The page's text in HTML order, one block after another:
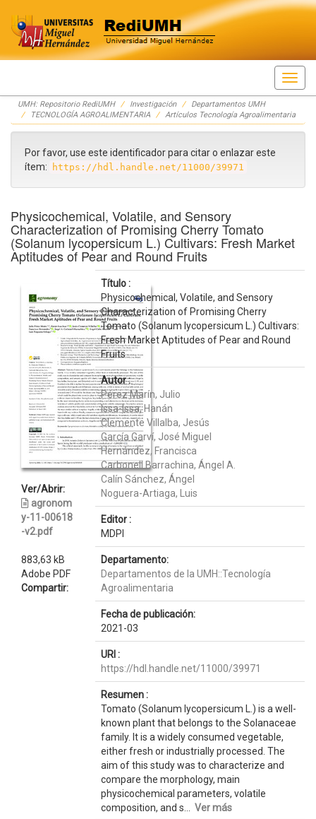
Skip
navigation
UMH: Repositorio RediUMH Investigación
Departamentos UMH
TECNOLOGÍA AGROALIMENTARIA
Artículos Tecnología Agroalimentaria
Por favor, use este identificador para citar o enlazar este
ítem:
https://hdl.handle.net/11000/39971
Physicochemical, Volatile, and Sensory
Characterization of Promising Cherry Tomato
(Solanum lycopersicum L.) Cultivars: Fresh Market
Aptitudes of Pear and Round Fruits
Ver/Abrir:
agronom
y-11-00618
-v2.pdf
883,63 kB
Adobe PDF
Compartir:
Título :
Physicochemical, Volatile, and Sensory
Characterization of Promising Cherry
Tomato (Solanum lycopersicum L.) Cultivars:
Fresh Market Aptitudes of Pear and Round
Fruits
Autor :
Pérez Marín, Julio
Issa-Issa, Hanán
Clemente Villalba, Jesús
García Garví, José Miguel
Hernández, Francisca
Carbonell Barrachina, Ángel A.
Calín Sánchez, Ángel
Noguera-Artiaga, Luis
Editor :
MDPI
Departamento:
Departamentos de la UMH::Tecnología
Agroalimentaria
Fecha de publicación:
2021-03
URI :
https://hdl.handle.net/11000/39971
Resumen :
Tomato (Solanum lycopersicum L.) is a well-
known plant that belongs to the Solanaceae
family. It is a widely consumed vegetable,
either fresh or industrially processed. The
aim of this study was to characterize and
compare the morphology, main
physicochemical parameters, volatile
composition, and s... Ver más